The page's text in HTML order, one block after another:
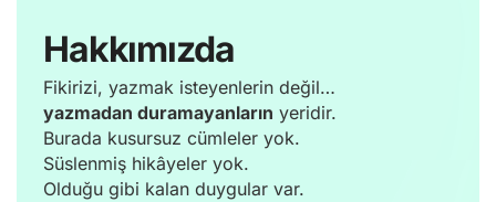
Hakkımızda​
Fikirizi, yazmak isteyenlerin değil…
yazmadan duramayanların yeridir.
Burada kusursuz cümleler yok.
Süslenmiş hikâyeler yok.
Olduğu gibi kalan duygular var.